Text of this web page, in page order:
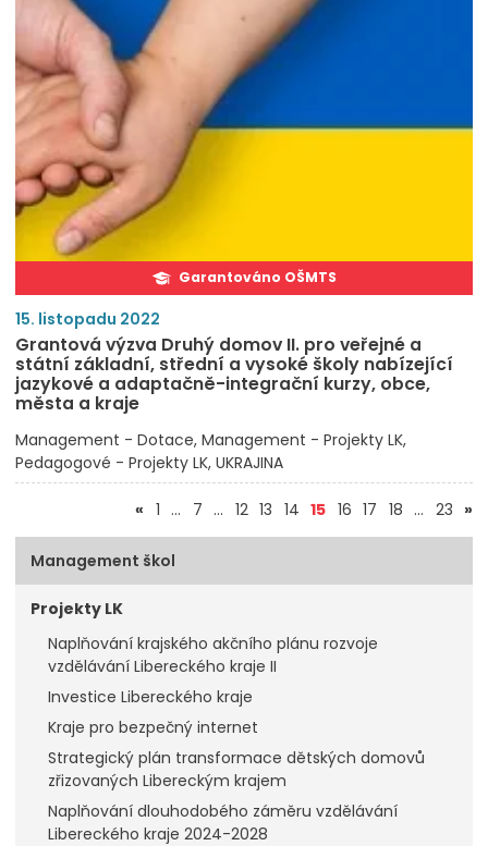
Garantováno OŠMTS
15. listopadu 2022
Grantová výzva Druhý domov II. pro veřejné a
státní základní, střední a vysoké školy nabízející
jazykové a adaptačně-integrační kurzy, obce,
města a kraje
Management - Dotace Management - Projekty LK
Pedagogové - Projekty LK UKRAJINA
« 1 … 7 … 12 13 14 15(aktuální)
16 17 18 … 23 »
Management škol
Projekty LK
Naplňování krajského akčního plánu rozvoje
vzdělávání Libereckého kraje II
Investice Libereckého kraje
Kraje pro bezpečný internet
Strategický plán transformace dětských domovů
zřizovaných Libereckým krajem
Naplňování dlouhodobého záměru vzdělávání
Libereckého kraje 2024-2028